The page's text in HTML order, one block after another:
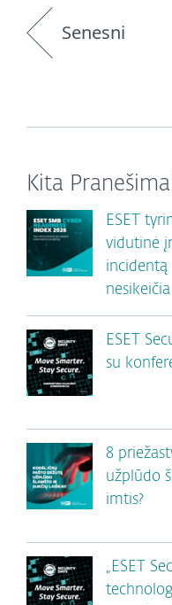
Senesni
Kita
ESET
vidutinė
incidentą
nesikeičia
ESET
su
8
užplūdo
imtis?
„ESET